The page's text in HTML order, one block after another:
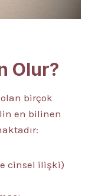
Olur?
birçok
en bilinen
cinsel ilişki)